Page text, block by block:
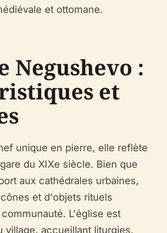
et ottomane.
Negushevo :
et
unique en pierre, elle reflète
du XIXe siècle. Bien que
aux cathédrales urbaines,
et d'objets rituels
L'église est
village, accueillant liturgies,